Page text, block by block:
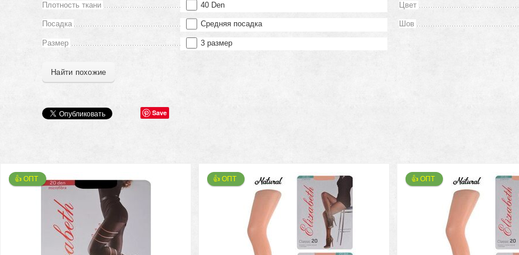
Плотность ткани 40 Den
Посадка Средняя посадка
Размер 3 размер
Цвет
Шов
Найти похожие
Save
👍 ОПТ 👍 ОПТ 👍 ОПТ